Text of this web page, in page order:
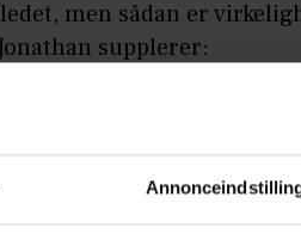
men sådan er
supplerer: